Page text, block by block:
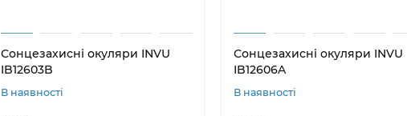
Сонцезахисні окуляри INVU
IB12603B
В наявності
Сонцезахисні окуляри INVU
IB12606A
В наявності